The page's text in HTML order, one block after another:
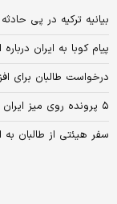
بیانیه ترکیه در پی
پیام کوبا به ایران
درخواست طالبان برای
۵ پرونده روی میز ایران و افغانستان
سفر هیئتی از طالبان